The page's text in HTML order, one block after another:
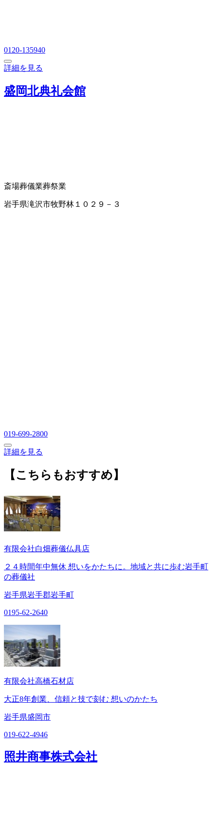
0120-135940
詳細を見る
盛岡北典礼会館
斎場葬儀業葬祭業
岩手県滝沢市牧野林１０２９－３
019-699-2800
詳細を見る
【こちらもおすすめ】
有限会社白畑葬儀仏具店
２４時間年中無休 想いをかたちに。地域と共に歩む岩手町
の葬儀社
岩手県岩手郡岩手町
0195-62-2640
有限会社高橋石材店
大正8年創業、信頼と技で刻む 想いのかたち
岩手県盛岡市
019-622-4946
照井商事株式会社